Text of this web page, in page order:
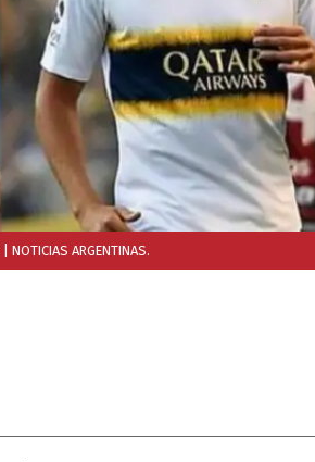
| NOTICIAS ARGENTINAS.